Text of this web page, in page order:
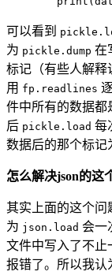
可以看到
为 pickle.dump 在
标记（有些人解释
用 fp.readlines
件中所有的数据都
后 pickle.load 每
数据后的那个标记
怎么解决json的这
其实上面的这个问
为 json.load 会一
文件中写入了不止
报错了。所以我认